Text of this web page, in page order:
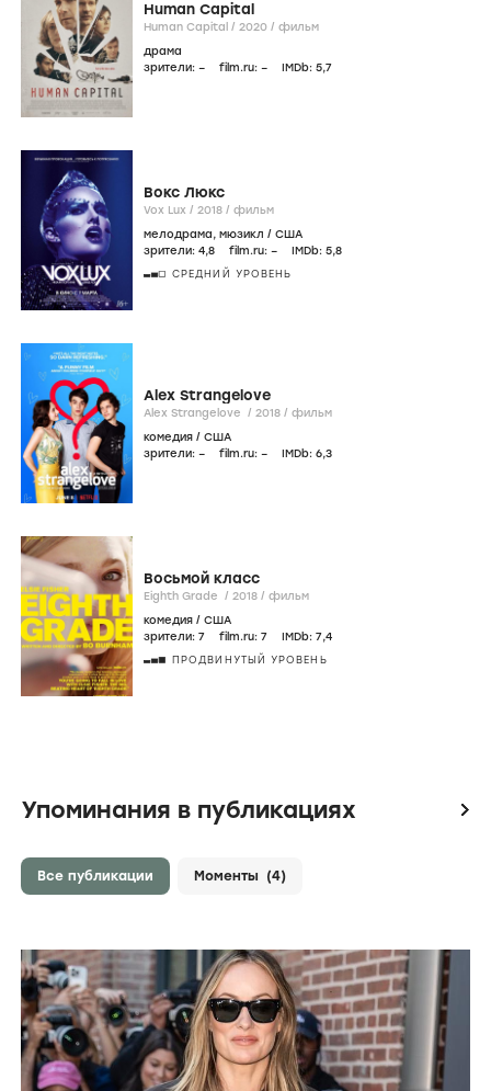
Human Capital
Human Capital / 2020 / фильм
драма
зрители: – film.ru: – IMDb: 5,7
Вокс Люкс
Vox Lux / 2018 / фильм
мелодрама, мюзикл / США
зрители: 4,8 film.ru: – IMDb: 5,8
СРЕДНИЙ УРОВЕНЬ
Alex Strangelove
Alex Strangelove / 2018 / фильм
комедия / США
зрители: – film.ru: – IMDb: 6,3
Восьмой класс
Eighth Grade / 2018 / фильм
комедия / США
зрители: 7 film.ru: 7 IMDb: 7,4
ПРОДВИНУТЫЙ УРОВЕНЬ
Упоминания в публикациях icon
Все публикации Моменты (4)